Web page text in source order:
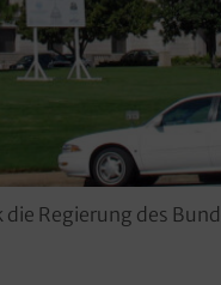
Regierung des